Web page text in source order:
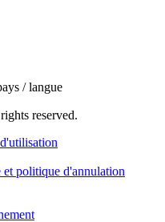
/ langue
reserved.
et politique d'annulation